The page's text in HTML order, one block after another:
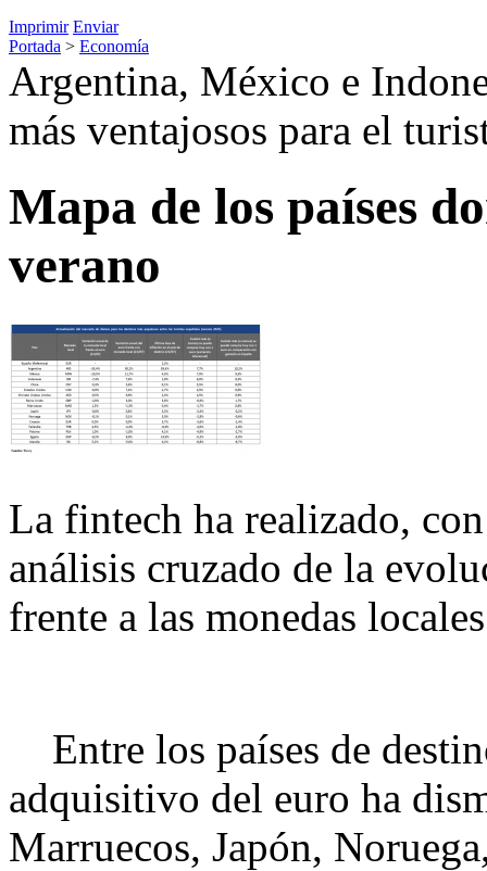
Imprimir Enviar
Portada > Economía
Argentina, México e
más ventajosos para el
Mapa de los países
verano
La fintech ha realizado,
análisis cruzado de la
frente a las monedas
Entre los países de
adquisitivo del euro ha
Marruecos, Japón,